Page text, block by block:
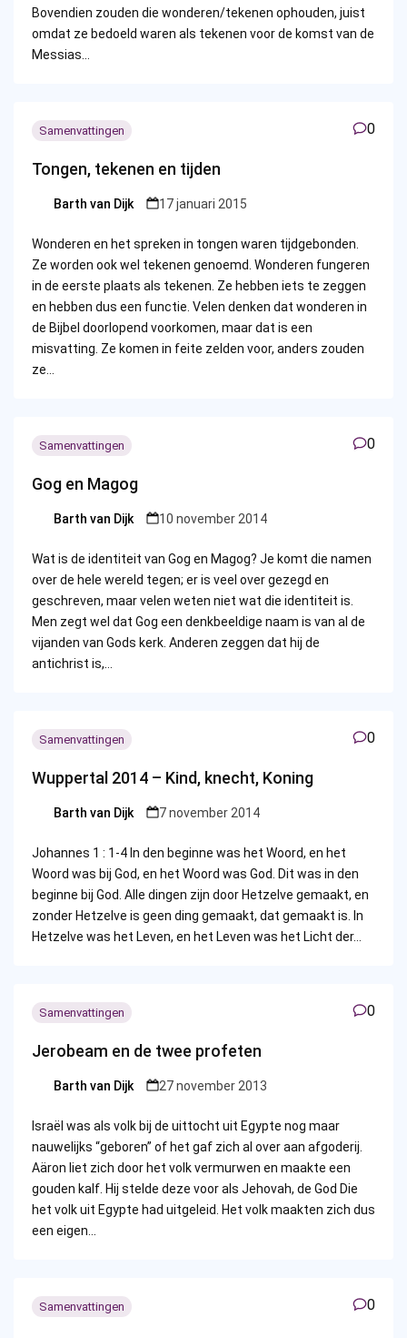
Bovendien zouden die wonderen/tekenen ophouden, juist
omdat ze bedoeld waren als tekenen voor de komst van de
Messias…
Samenvattingen 0
Tongen, tekenen en tijden
Posted
Barth van Dijk 17 januari 2015
Wonderen en het spreken in tongen waren tijdgebonden.
Ze worden ook wel tekenen genoemd. Wonderen fungeren
in de eerste plaats als tekenen. Ze hebben iets te zeggen
en hebben dus een functie. Velen denken dat wonderen in
de Bijbel doorlopend voorkomen, maar dat is een
misvatting. Ze komen in feite zelden voor, anders zouden
ze…
Samenvattingen 0
Gog en Magog
Posted
Barth van Dijk 10 november 2014
Wat is de identiteit van Gog en Magog? Je komt die namen
over de hele wereld tegen; er is veel over gezegd en
geschreven, maar velen weten niet wat die identiteit is.
Men zegt wel dat Gog een denkbeeldige naam is van al de
vijanden van Gods kerk. Anderen zeggen dat hij de
antichrist is,…
Samenvattingen 0
Wuppertal 2014 – Kind, knecht, Koning
Posted
Barth van Dijk 7 november 2014
Johannes 1 : 1-4 In den beginne was het Woord, en het
Woord was bij God, en het Woord was God. Dit was in den
beginne bij God. Alle dingen zijn door Hetzelve gemaakt, en
zonder Hetzelve is geen ding gemaakt, dat gemaakt is. In
Hetzelve was het Leven, en het Leven was het Licht der…
Samenvattingen 0
Jerobeam en de twee profeten
Posted
Barth van Dijk 27 november 2013
Israël was als volk bij de uittocht uit Egypte nog maar
nauwelijks “geboren” of het gaf zich al over aan afgoderij.
Aäron liet zich door het volk vermurwen en maakte een
gouden kalf. Hij stelde deze voor als Jehovah, de God Die
het volk uit Egypte had uitgeleid. Het volk maakten zich dus
een eigen…
Samenvattingen 0